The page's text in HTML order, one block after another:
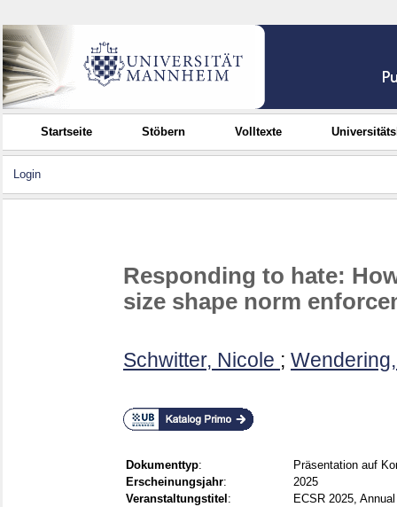
Startseite Stöbern Volltexte
Login
Responding to hate:
size shape norm
Schwitter, Nicole ;
Dokumenttyp:
Präsentation auf
Erscheinungsjahr:
2025
Veranstaltungstitel :
ECSR 2025,